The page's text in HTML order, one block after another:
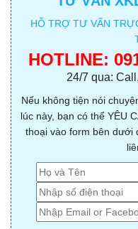
HỖ TRỢ TƯ VẤN
HOTLINE:
24/7 qua:
Nếu không tiện nói
lúc này, bạn có thể YÊU
thoại vào form bên dưới